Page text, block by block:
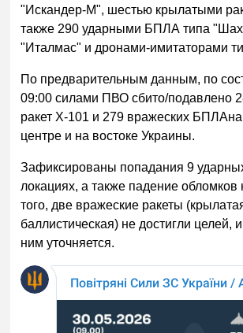
"Искандер-М", шестью крылатыми
также 290 ударными БПЛА типа
"Италмас" и дронами-имитаторами
По предварительным данным, по
09:00 силами ПВО сбито/подавлено
ракет Х-101 и 279 вражеских
центре и на востоке Украины.
Зафиксированы попадания 9
локациях, а также падение
того, две вражеские ракеты
баллистическая) не достигли целей,
ним уточняется.